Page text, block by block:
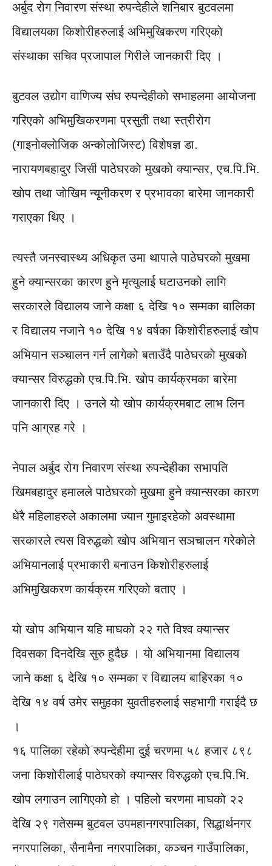
अर्बुद रोग निवारण संस्था रुपन्देहीले शनिबार बुटवलमा
विद्यालयका किशाेरीहरुलाई अभिमुखिकरण गरिएकाे
संस्थाका सचिव प्रजापाल गिरीले जानकारी दिए ।
बुटवल उद्याेग वाणिज्य संघ रुपन्देहीकाे सभाहलमा आयाेजना
गरिएकाे अभिमुखिकरणमा प्रसुती तथा स्त्रीराेग
(गाइनाेक्लाेजिक अन्काेलाेजिस्ट) विशेषज्ञ डा.
नारायणबहादुर जिसी पाठेघरकाे मुखकाे क्यान्सर, एच.पि.भि.
खाेप तथा जाेखिम न्यूनीकरण र प्रभावका बारेमा जानकारी
गराएका थिए ।
त्यस्तै जनस्वास्थ्य अधिकृत उमा थापाले पाठेघरको मुखमा
हुने क्यान्सरका कारण हुने मृत्युलाई घटाउनको लागि
सरकारले विद्यालय जाने कक्षा ६ देखि १० सम्मका बालिका
र विद्यालय नजाने १० देखि १४ वर्षका किशोरीहरुलाई खोप
अभियान सञ्चालन गर्न लागेको बताउँदै पाठेघरकाे मुखकाे
क्यान्सर विरुद्धकाे एच.पि.भि. खाेप कार्यक्रमका बारेमा
जानकारी दिए । उनले याे खाेप कार्यक्रमबाट लाभ लिन
पनि आग्रह गरे ।
नेपाल अर्बुद रोग निवारण संस्था रुपन्देहीका सभापति
खिमबहादुर हमालले पाठेघरकाे मुखमा हुने क्यान्सरका कारण
धेरै महिलाहरुले अकालमा ज्यान गुमाइरहेकाे अवस्थामा
सरकारले त्यस विरुद्धकाे खाेप अभियान सञचालन गरेकाेले
अभियानलाई प्रभाकारी बनाउन किशाेरीहरुलाई
अभिमुखिकरण कार्यक्रम गरिएकाे बताए ।
याे खाेप अभियान यहि माघको २२ गते विश्व क्यान्सर
दिवसका दिनदेखि सुरु हुदैछ । याे अभियानमा विद्यालय
जाने कक्षा ६ देखि १० सम्मका र विद्यालय बाहिरका १०
देखि १४ वर्ष उमेर समुहका युवतीहरुलाई सहभागी गराईदै छ
।
१६ पालिका रहेको रुपन्देहीमा दुई चरणमा ५८ हजार ८९८
जना किशोरीलाई पाठेघरको क्यान्सर विरुद्धको एच.पि.भि.
खोप लगाउन लागिएको हाे । पहिलो चरणमा माघको २२
देखि २९ गतेसम्म बुटवल उपमहानगरपालिका, सिद्धार्थनगर
नगरपालिका, सैनामैना नगरपालिका, कञ्चन गाउँपालिका,